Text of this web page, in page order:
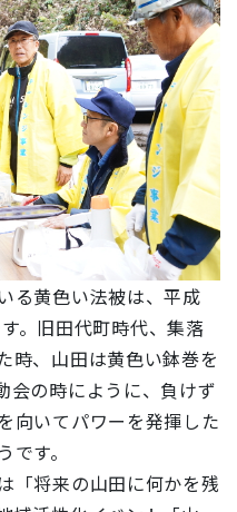
る黄色い法被は、平成
。旧田代町時代、集落
時、山田は黄色い鉢巻を
会の時にように、負けず
向いてパワーを発揮した
す。
「将来の山田に何かを残